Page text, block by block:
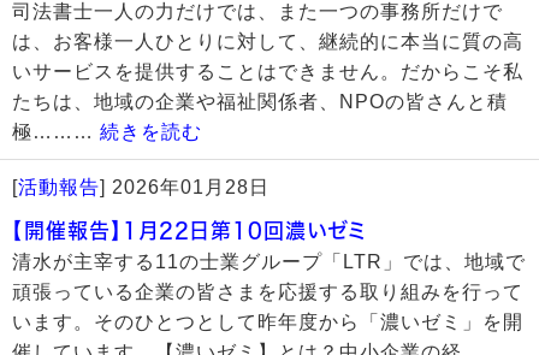
司法書士一人の力だけでは、また一つの事務所だけで
は、お客様一人ひとりに対して、継続的に本当に質の高
いサービスを提供することはできません。だからこそ私
たちは、地域の企業や福祉関係者、NPOの皆さんと積
極……… 続きを読む
[活動報告] 2026年01月28日
【開催報告】1月22日第10回濃いゼミ
清水が主宰する11の士業グループ「LTR」では、地域で
頑張っている企業の皆さまを応援する取り組みを行って
います。そのひとつとして昨年度から「濃いゼミ」を開